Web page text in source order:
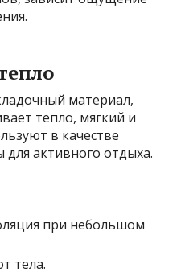
материал,
тепло, мягкий и
в качестве
для активного отдыха.
при небольшом
тела.